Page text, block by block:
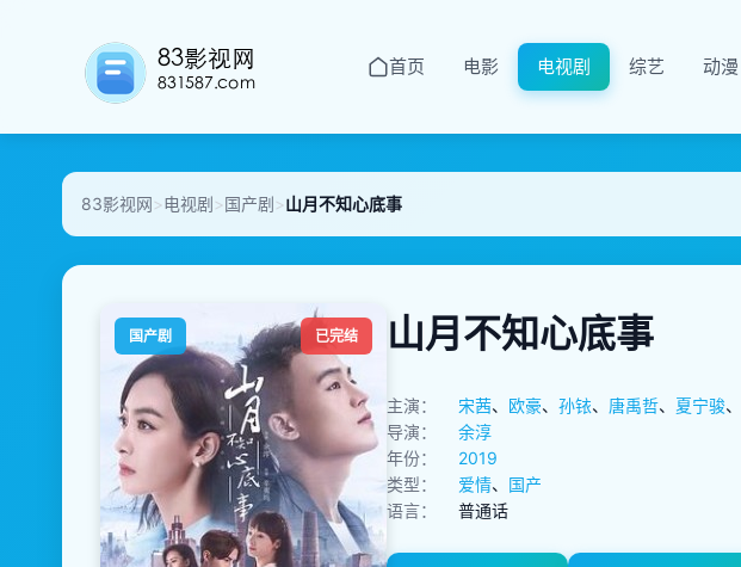
首页 电影 电视剧 综艺 动漫
83影视网>电视剧>国产剧>山月不知心底事
国产剧 已完结 山月不知心底事
主演： 宋茜、 欧豪、 孙铱、 唐禹哲、 夏宁骏、
导演：
余淳
年份：
2019
类型：
爱情、 国产
语言：
普通话